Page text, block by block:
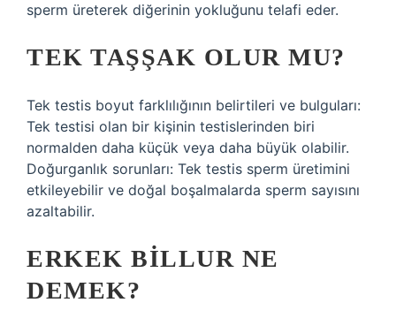
sperm üreterek diğerinin yokluğunu telafi eder.
TEK TAŞŞAK OLUR MU?
Tek testis boyut farklılığının belirtileri ve bulguları:
Tek testisi olan bir kişinin testislerinden biri
normalden daha küçük veya daha büyük olabilir.
Doğurganlık sorunları: Tek testis sperm üretimini
etkileyebilir ve doğal boşalmalarda sperm sayısını
azaltabilir.
ERKEK BILLUR NE
DEMEK?